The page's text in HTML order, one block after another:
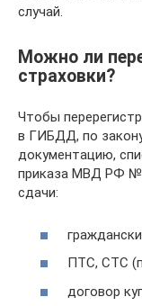
случай.
Можно ли
страховки?
Чтобы
в ГИБДД, по
документацию,
приказа МВД РФ
сдачи:
ПТС, СТС
договор